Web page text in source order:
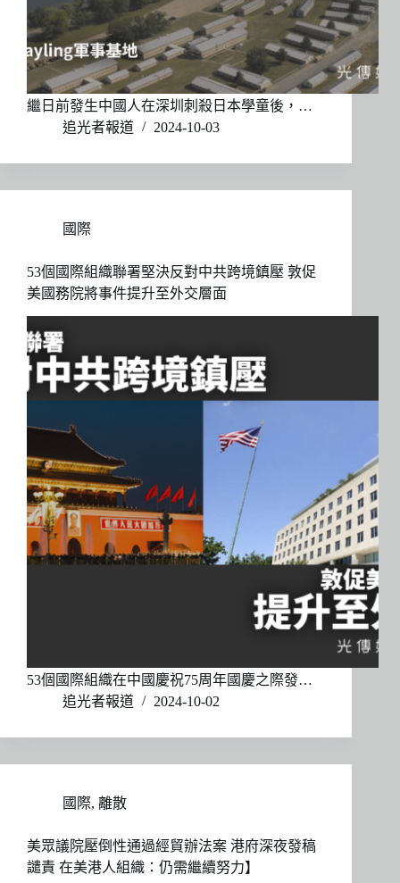
繼日前發生中國人在深圳刺殺日本學童後，…
追光者報道
2024-10-03
國際
53個國際組織聯署堅決反對中共跨境鎮壓 敦促
美國務院將事件提升至外交層面
53個國際組織在中國慶祝75周年國慶之際發…
追光者報道
2024-10-02
國際, 離散
美眾議院壓倒性通過經貿辦法案 港府深夜發稿
譴責 在美港人組織：仍需繼續努力】